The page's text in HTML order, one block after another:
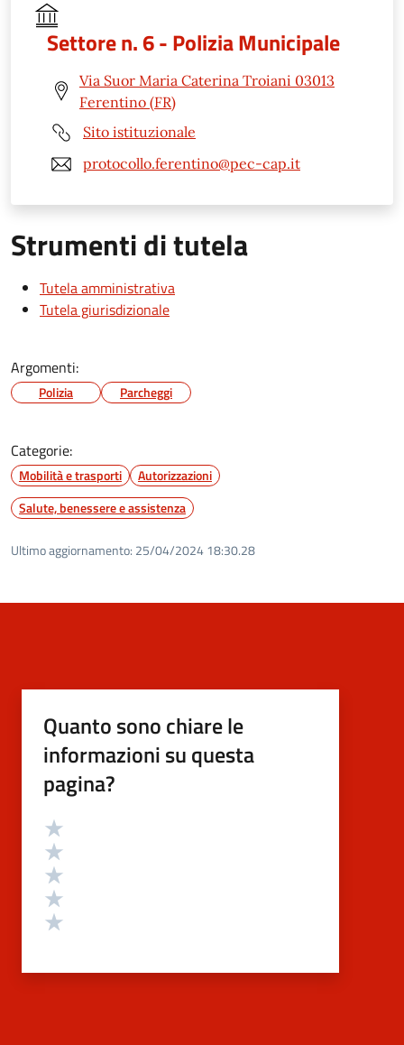
Settore n. 6 - Polizia Municipale
Via Suor Maria Caterina Troiani 03013
Ferentino (FR)
Sito istituzionale
protocollo.ferentino@pec-cap.it
Strumenti di tutela
Tutela amministrativa
Tutela giurisdizionale
Argomenti:
Polizia Parcheggi
Categorie:
Mobilità e trasporti
Autorizzazioni
Salute, benessere e assistenza
Ultimo aggiornamento: 25/04/2024 18:30.28
Quanto sono chiare le
informazioni su questa
pagina?
Valutazione